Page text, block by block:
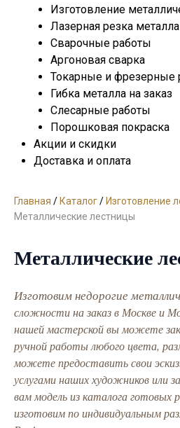
Изготовление
Лазерная резка металла
Сварочные работы
Аргоновая сварка
Токарные и фрезерные
Гибка металла на заказ
Слесарные работы
Порошковая покраска
Акции и скидки
Доставка и оплата
Главная /Каталог/Изготовление
Металлические лестницы
Металлические
Изготовим недорогие
сложности на заказ в Москве и
нашей мастерской вы можете
ручной работы любого цвета,
можете предоставить свои
услугами наших художников или
вам модель из каталога готовых
изготовим по индивидуальным